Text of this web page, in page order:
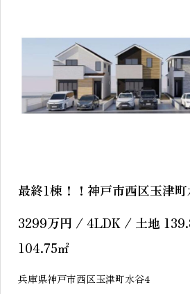
最終1棟！！神戸市西区玉津
画 3号棟 新築戸建
3299万円 / 4LDK / 土地
104.75㎡
兵庫県神戸市西区玉津町水谷4